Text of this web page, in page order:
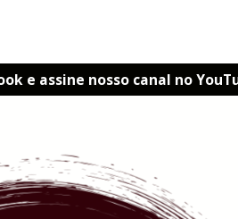
e assine nosso canal no